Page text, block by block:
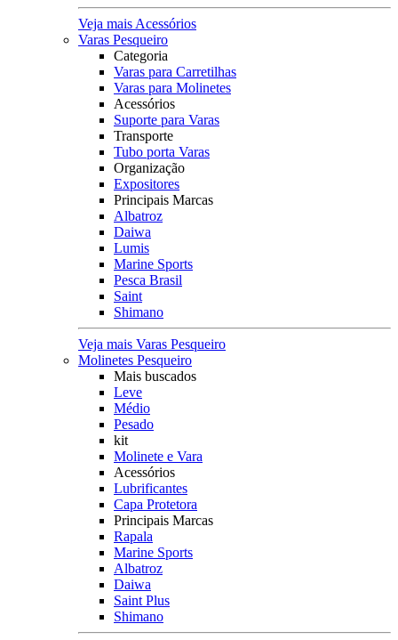
Veja mais Acessórios
Varas Pesqueiro
Categoria
Varas para Carretilhas
Varas para Molinetes
Acessórios
Suporte para Varas
Transporte
Tubo porta Varas
Organização
Expositores
Principais Marcas
Albatroz
Daiwa
Lumis
Marine Sports
Pesca Brasil
Saint
Shimano
Veja mais Varas Pesqueiro
Molinetes Pesqueiro
Mais buscados
Leve
Médio
Pesado
kit
Molinete e Vara
Acessórios
Lubrificantes
Capa Protetora
Principais Marcas
Rapala
Marine Sports
Albatroz
Daiwa
Saint Plus
Shimano